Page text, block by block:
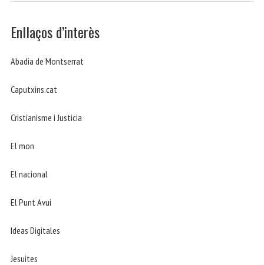
Enllaços d’interès
Abadia de Montserrat
Caputxins.cat
Cristianisme i Justicia
El mon
El nacional
El Punt Avui
Ideas Digitales
Jesuites